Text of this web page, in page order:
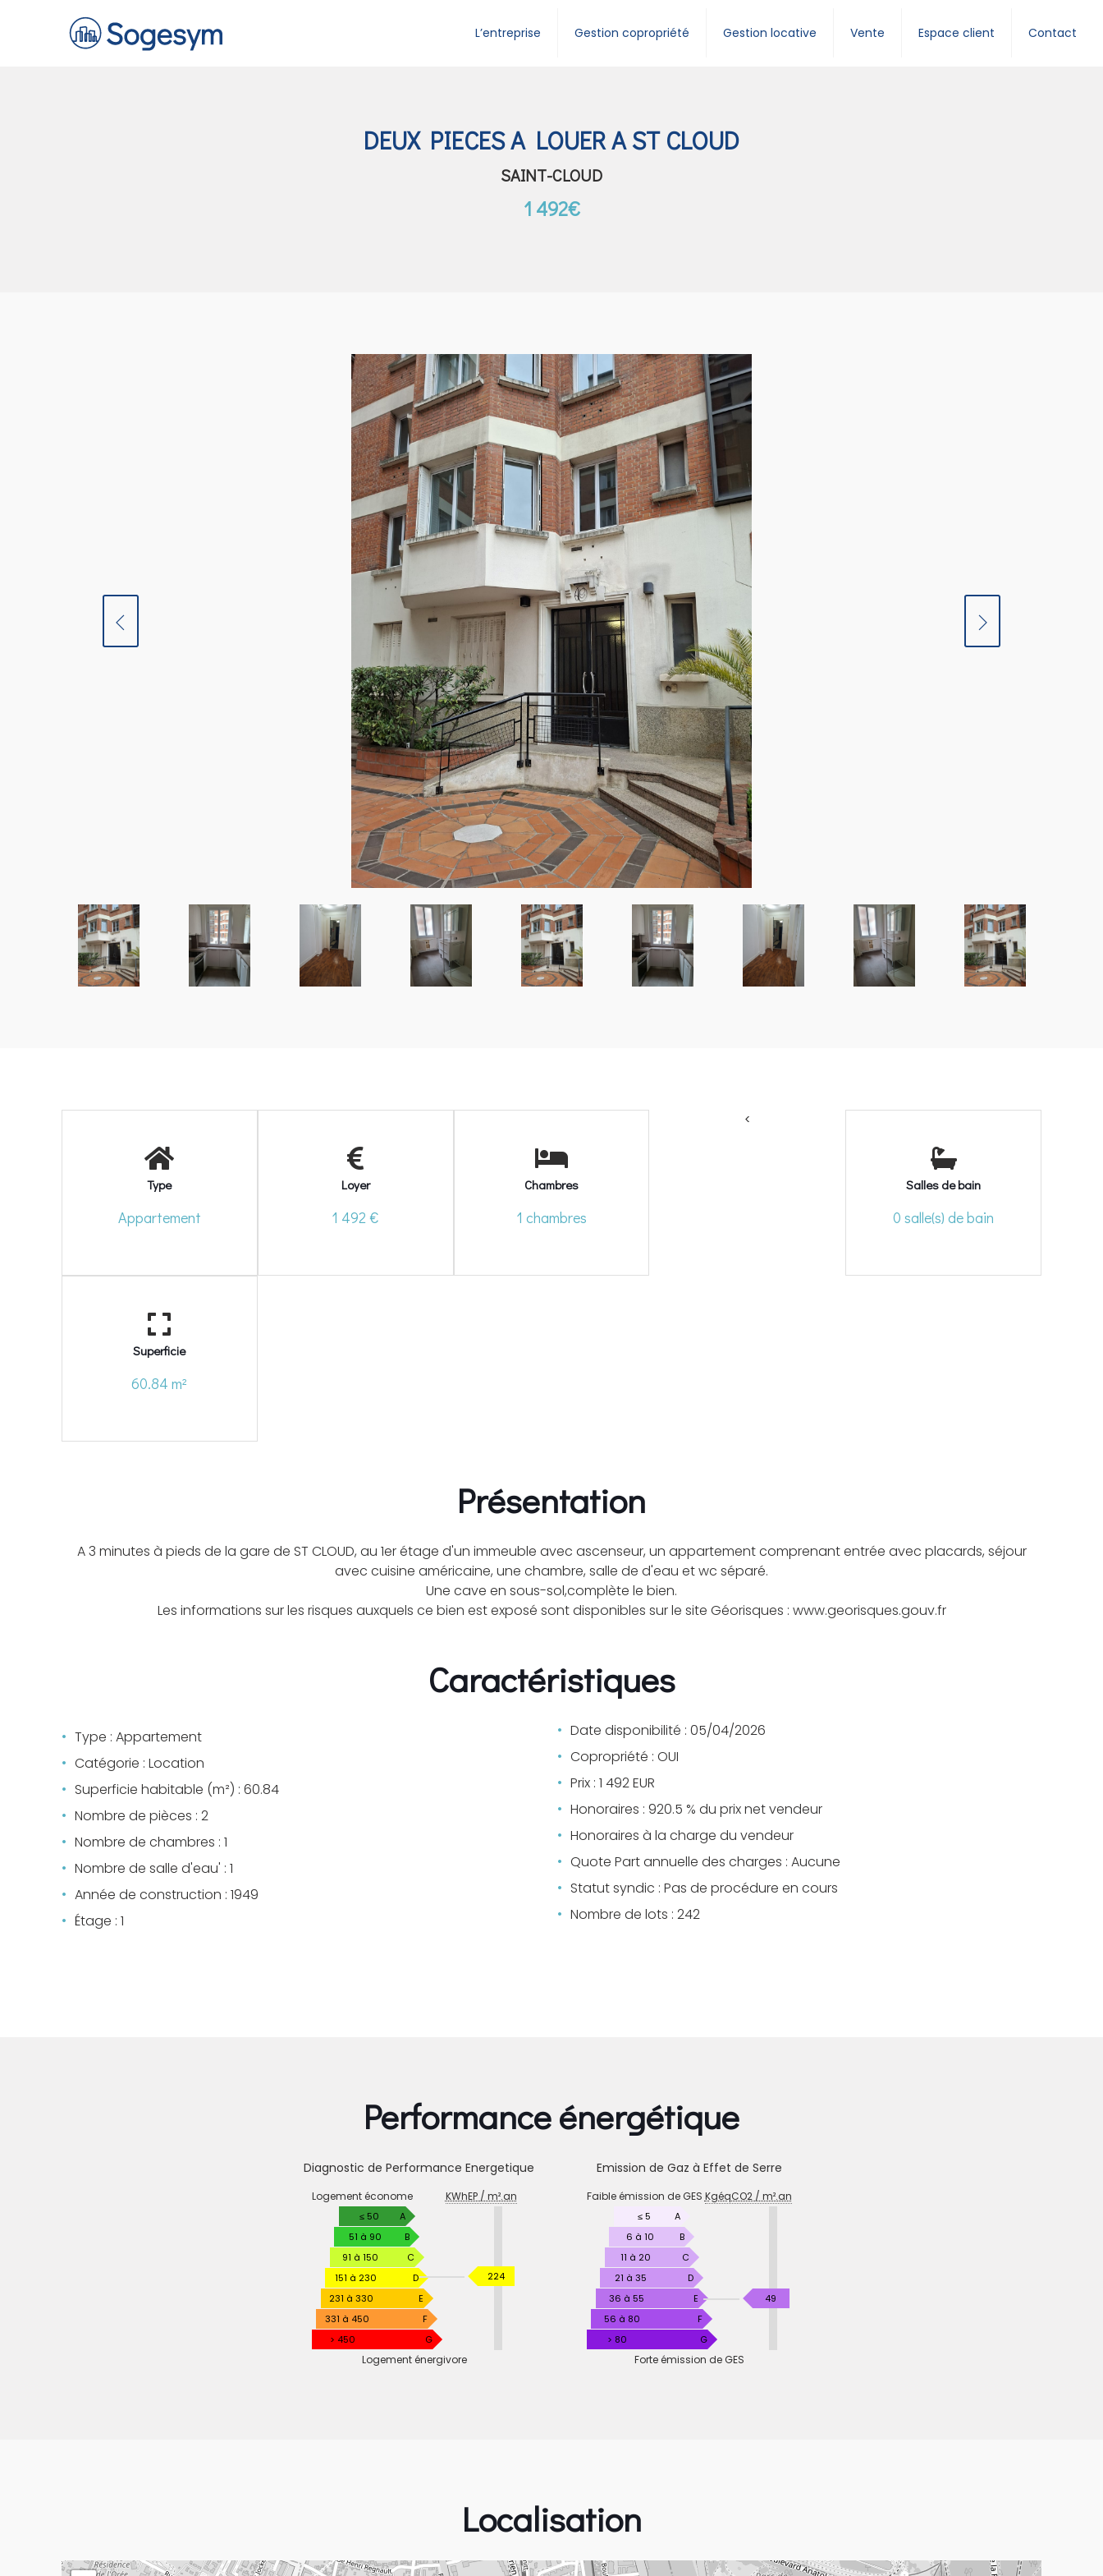
L’entreprise Gestion copropriété Gestion locative Vente Espace client Contact
DEUX PIECES A LOUER A ST CLOUD
SAINT-CLOUD
1 492€
Type
Appartement
Loyer
1 492 €
Chambres
1 chambres
<
Salles de bain
0 salle(s) de bain
Superficie
60.84 m²
Présentation
A 3 minutes à pieds de la gare de ST CLOUD, au 1er étage d'un immeuble avec ascenseur, un appartement comprenant entrée avec placards, séjour
avec cuisine américaine, une chambre, salle de d'eau et wc séparé.
Une cave en sous-sol,complète le bien.
Les informations sur les risques auxquels ce bien est exposé sont disponibles sur le site Géorisques : www.georisques.gouv.fr
Caractéristiques
Type : Appartement
Catégorie : Location
Superficie habitable (m²) : 60.84
Nombre de pièces : 2
Nombre de chambres : 1
Nombre de salle d'eau' : 1
Année de construction : 1949
Étage : 1
Date disponibilité : 05/04/2026
Copropriété : OUI
Prix : 1 492 EUR
Honoraires : 920.5 % du prix net vendeur
Honoraires à la charge du vendeur
Quote Part annuelle des charges : Aucune
Statut syndic : Pas de procédure en cours
Nombre de lots : 242
Performance énergétique
Diagnostic de Performance Energetique
DE
PERFORMANCE
ENERGETIQUE
Logement économe KWhEP / m².an
≤ 50
A
51 à 90
B
91 à 150
C
151 à 230
D
231 à 330
E
331 à 450
F
> 450
G
224KWhEP
Logement énergivore
Emission de Gaz à Effet de Serre
DE
EFFET
SERRE
Faible émission de GES KgéqCO2 / m².an
≤ 5
A
6 à 10
B
11 à 20
C
21 à 35
D
36 à 55
E
56 à 80
F
> 80
G
49
Forte émission de GES
Localisation